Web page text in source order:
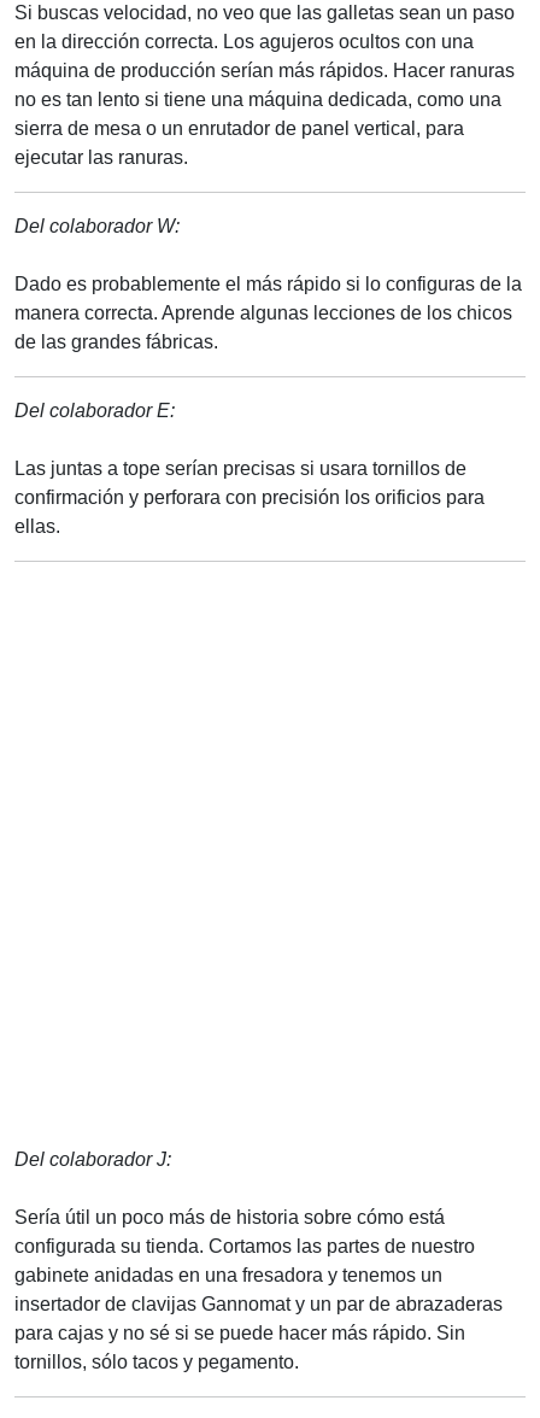
Si buscas velocidad, no veo que las galletas sean un paso
en la dirección correcta. Los agujeros ocultos con una
máquina de producción serían más rápidos. Hacer ranuras
no es tan lento si tiene una máquina dedicada, como una
sierra de mesa o un enrutador de panel vertical, para
ejecutar las ranuras.
Del colaborador W:
Dado es probablemente el más rápido si lo configuras de la
manera correcta. Aprende algunas lecciones de los chicos
de las grandes fábricas.
Del colaborador E:
Las juntas a tope serían precisas si usara tornillos de
confirmación y perforara con precisión los orificios para
ellas.
Del colaborador J:
Sería útil un poco más de historia sobre cómo está
configurada su tienda. Cortamos las partes de nuestro
gabinete anidadas en una fresadora y tenemos un
insertador de clavijas Gannomat y un par de abrazaderas
para cajas y no sé si se puede hacer más rápido. Sin
tornillos, sólo tacos y pegamento.